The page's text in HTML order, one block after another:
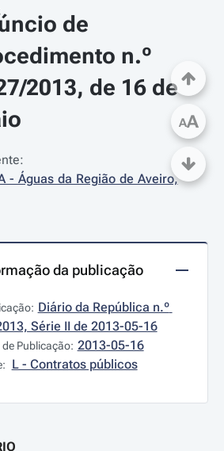
de
n.º
2013, de 16 de
- Águas da Região de Aveiro,
da publicação
Diário da República n.º
Série II de 2013-05-16
de Publicação: 2013-05-16
L - Contratos públicos
AA